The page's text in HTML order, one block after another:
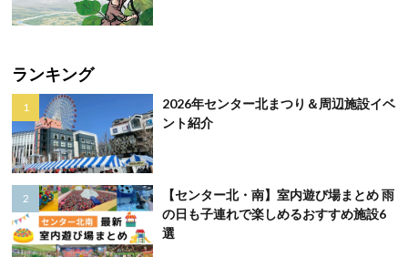
ランキング
2026年センター北まつり＆周辺施設イベ
ント紹介
【センター北・南】室内遊び場まとめ 雨
の日も子連れで楽しめるおすすめ施設6
選